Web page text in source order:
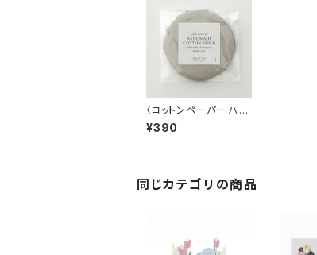
〈コットンペーパー ハン
ドメイド 日本製〉ラウン
ドカード グレージュ
¥390
同じカテゴリの商品